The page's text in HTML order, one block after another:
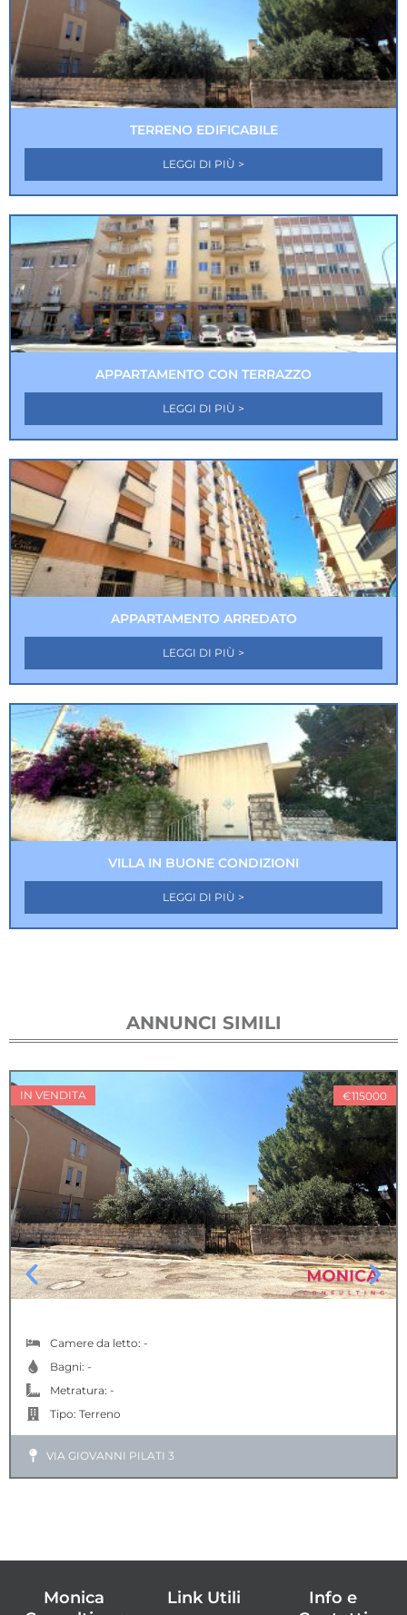
TERRENO EDIFICABILE
LEGGI DI PIÙ >
APPARTAMENTO CON TERRAZZO
LEGGI DI PIÙ >
APPARTAMENTO ARREDATO
LEGGI DI PIÙ >
VILLA IN BUONE CONDIZIONI
LEGGI DI PIÙ >
ANNUNCI SIMILI
IN VENDITA €115000
Camere da letto: -
Bagni: -
Metratura: -
Tipo: Terreno
VIA GIOVANNI PILATI 3
Monica
Link Utili
Info e